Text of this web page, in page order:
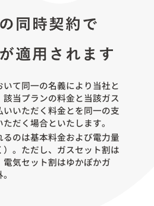
て同一の名義により当社と
当プランの料金と当該ガス
いただく料金とを同一の支
だく場合といたします。
のは基本料金および電力量
。ただし、ガスセット割は
気セット割はゆかぽかガ